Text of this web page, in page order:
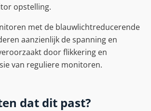
opstelling.
met de blauwlichtreducerende
aanzienlijk de spanning en
door flikkering en
van reguliere monitoren.
dat dit past?